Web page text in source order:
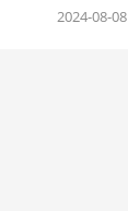
2024-08-08